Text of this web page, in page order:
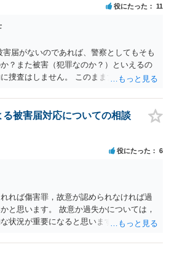
役にたった 11
届がないのであれば、警察としてもそも
？また被害（犯罪なのか？）といえるの
捜査はしません。 このまま女性から警察
被害届対応についての相談
役にたった 6
れば傷害罪，故意が認められなければ過
と思います。 故意か過失かについては，
状況が重要になると思います。 民事的に
因果関係（刑事も民事も影響あり）とし